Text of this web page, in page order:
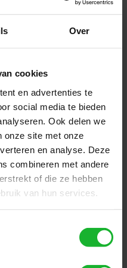
Over
cookies
en advertenties te
social media te bieden
Ook delen we
onze site met onze
en analyse. Deze
combineren met andere
of die ze hebben
van hun services.
minimieren Sie
Fehler und
Ihrer Daten.